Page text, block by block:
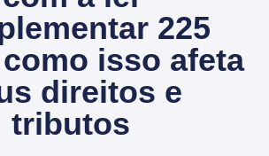
225
como isso afeta
direitos e
tributos